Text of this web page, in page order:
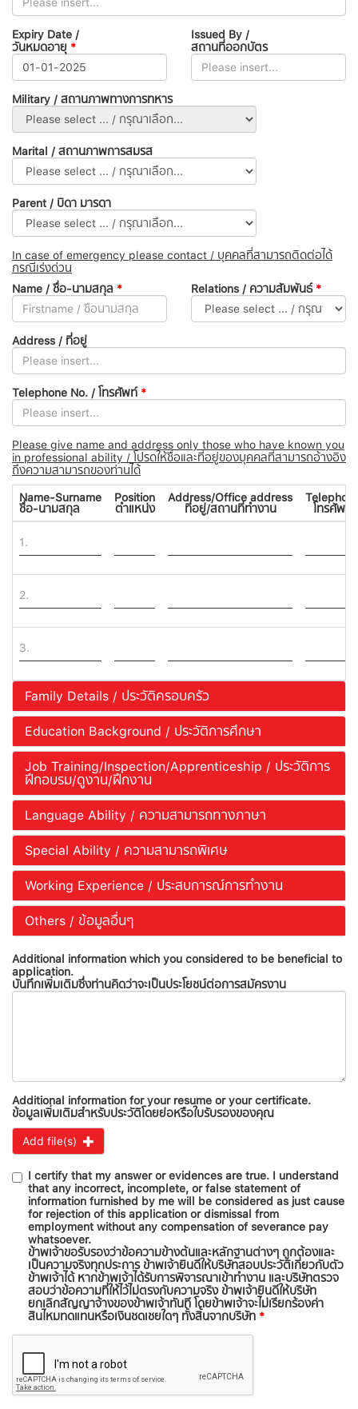
Expiry Date /
วันหมดอายุ *
Issued By /
สถานที่ออกบัตร
Military / สถานภาพทางการทหาร
Marital / สถานภาพการสมรส
Parent / บิดา มารดา
In case of emergency please contact / บุคคลที่สามารถติดต่อได้
กรณีเร่งด่วน
Name / ชื่อ-นามสกุล * Relations / ความสัมพันธ์ *
Address / ที่อยู่
Telephone No. / โทรศัพท์ *
Please give name and address only those who have known you
in professional ability / โปรดให้ชื่อและที่อยู่ของบุคคลที่สามารถอ้างอิง
ถึงความสามารถของท่านได้
Name-Surname
ชื่อ-นามสกุล
Position
ตำแหน่ง
Address/Office address
ที่อยู่/สถานที่ทำงาน
โทรศัพท์
Family Details / ประวัติครอบครัว
Education Background / ประวัติการศึกษา
Job Training/Inspection/Apprenticeship / ประวัติการ
ฝึกอบรม/ดูงาน/ฝึกงาน
Language Ability / ความสามารถทางภาษา
Special Ability / ความสามารถพิเศษ
Working Experience / ประสบการณ์การทำงาน
Others / ข้อมูลอื่นๆ
Additional information which you considered to be beneficial to
application.
บันทึกเพิ่มเติมซึ่งท่านคิดว่าจะเป็นประโยชน์ต่อการสมัครงาน
Additional information for your resume or your certificate.
ข้อมูลเพิ่มเติมสำหรับประวัติโดยย่อหรือใบรับรองของคุณ
Add file(s)
I certify that my answer or evidences are true. I understand
that any incorrect, incomplete, or false statement of
information furnished by me will be considered as just cause
for rejection of this application or dismissal from
employment without any compensation of severance pay
whatsoever.
ข้าพเจ้าขอรับรองว่าข้อความข้างต้นและหลักฐานต่างๆ ถูกต้องและ
เป็นความจริงทุกประการ ข้าพเจ้ายินดีให้บริษัทสอบประวัติเกี่ยวกับตัว
ข้าพเจ้าได้ หากข้าพเจ้าได้รับการพิจารณาเข้าทำงาน และบริษัทตรวจ
สอบว่าข้อความที่ให้ไว้ไม่ตรงกับความจริง ข้าพเจ้ายินดีให้บริษัท
ยกเลิกสัญญาจ้างของข้าพเจ้าทันที โดยข้าพเจ้าจะไม่เรียกร้องค่า
สินไหมทดแทนหรือเงินชดเชยใดๆ ทั้งสิ้นจากบริษัท *